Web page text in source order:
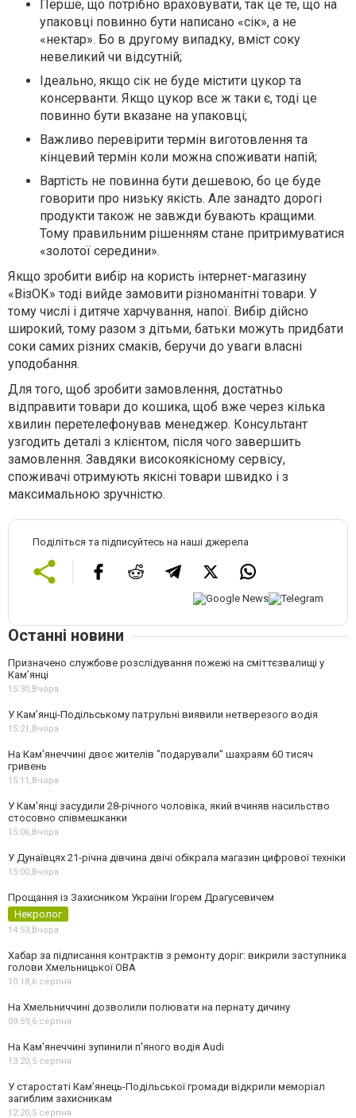
Перше, що потрібно враховувати, так це те, що на
упаковці повинно бути написано «сік», а не
«нектар». Бо в другому випадку, вміст соку
невеликий чи відсутній;
Ідеально, якщо сік не буде містити цукор та
консерванти. Якщо цукор все ж таки є, тоді це
повинно бути вказане на упаковці;
Важливо перевірити термін виготовлення та
кінцевий термін коли можна споживати напій;
Вартість не повинна бути дешевою, бо це буде
говорити про низьку якість. Але занадто дорогі
продукти також не завжди бувають кращими.
Тому правильним рішенням стане притримуватися
«золотої середини».
Якщо зробити вибір на користь інтернет-магазину
«ВізОК» тоді вийде замовити різноманітні товари. У
тому числі і дитяче харчування, напої. Вибір дійсно
широкий, тому разом з дітьми, батьки можуть придбати
соки самих різних смаків, беручи до уваги власні
уподобання.
Для того, щоб зробити замовлення, достатньо
відправити товари до кошика, щоб вже через кілька
хвилин перетелефонував менеджер. Консультант
узгодить деталі з клієнтом, після чого завершить
замовлення. Завдяки високоякісному сервісу,
споживачі отримують якісні товари швидко і з
максимальною зручністю.
Поділіться та підписуйтесь на наші джерела
Останні новини
Призначено службове розслідування пожежі на сміттєзвалищі у
Кам’янці
15:30,Вчора
У Кам’янці-Подільському патрульні виявили нетверезого водія
15:21,Вчора
На Камʼянеччині двоє жителів "подарували" шахраям 60 тисяч
гривень
15:11,Вчора
У Камʼянці засудили 28-річного чоловіка, який вчиняв насильство
стосовно співмешканки
15:06,Вчора
У Дунаївцях 21-річна дівчина двічі обікрала магазин цифрової техніки
15:00,Вчора
Прощання із Захисником України Ігорем Драгусевичем
Некролог
14:53,Вчора
Хабар за підписання контрактів з ремонту доріг: викрили заступника
голови Хмельницької ОВА
10:18,6 серпня
На Хмельниччині дозволили полювати на пернату дичину
09:59,6 серпня
На Камʼянеччині зупинили п'яного водія Audi
13:20,5 серпня
У старостаті Кам’янець-Подільської громади відкрили меморіал
загиблим захисникам
12:20,5 серпня